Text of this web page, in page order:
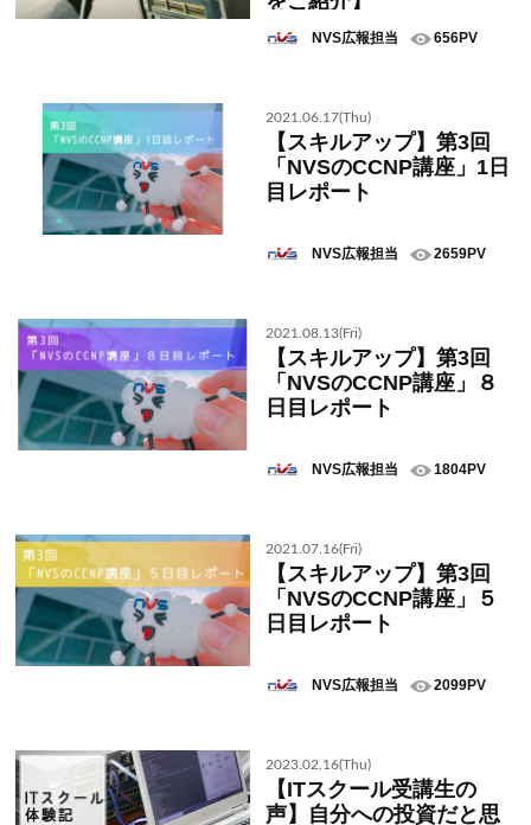
NVS広報担当 656PV
2021.06.17(Thu)
【スキルアップ】第3回
「NVSのCCNP講座」1日
目レポート
NVS広報担当 2659PV
2021.08.13(Fri)
【スキルアップ】第3回
「NVSのCCNP講座」８
日目レポート
NVS広報担当 1804PV
2021.07.16(Fri)
【スキルアップ】第3回
「NVSのCCNP講座」５
日目レポート
NVS広報担当 2099PV
2023.02.16(Thu)
【ITスクール受講生の
声】自分への投資だと思